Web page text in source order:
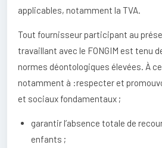
applicables, notamment la TVA.
Tout fournisseur participant au
travaillant avec le FONGIM est tenu
normes déontologiques élevées. À
notamment à :respecter et
et sociaux fondamentaux ;
garantir l’absence totale de
enfants ;